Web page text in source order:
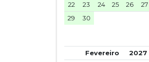
22
23 24 25 26 27
29
30
Fevereiro2027